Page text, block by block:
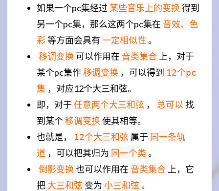
如果一个pc集经过 某些音乐上的变换 得到
另一个pc集，那么这两个pc集在 音效、色
彩等方面会具有 一定相似性 。
移调变换 可以作用在 音类集合
上，对于
某个pc集作移调变换 ，可以得到 12个pc
集 ，对应12个大三和弦。
即，对于 任意两个大三和弦 ， 总可以 找
到某个移调变换 使其相等。
也就是，
12个大三和弦 属于 同一条轨
道 ，可以把其归为 同一个类 。
倒影变换 也可以作用在 音类集合
上，它
把 大三和弦 变为 小三和弦。